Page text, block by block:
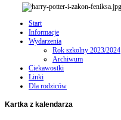
Start
Informacje
Wydarzenia
Rok szkolny 2023/2024
Archiwum
Ciekawostki
Linki
Dla rodziców
Kartka z kalendarza